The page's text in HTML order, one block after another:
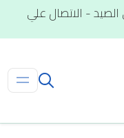
الصيد - الاتصال علي